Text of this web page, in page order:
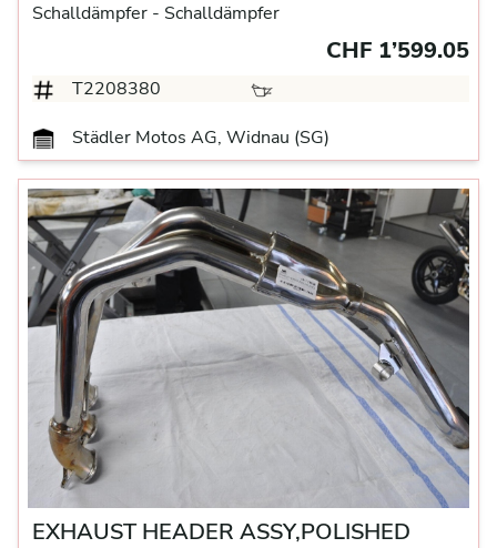
Schalldämpfer - Schalldämpfer
CHF 1’599.05
T2208380
Städler Motos AG, Widnau (SG)
EXHAUST HEADER ASSY,POLISHED